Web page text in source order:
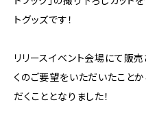
トグッズです！
リリースイベント会場にて販
くのご要望をいただいたこと
だくこととなりました！